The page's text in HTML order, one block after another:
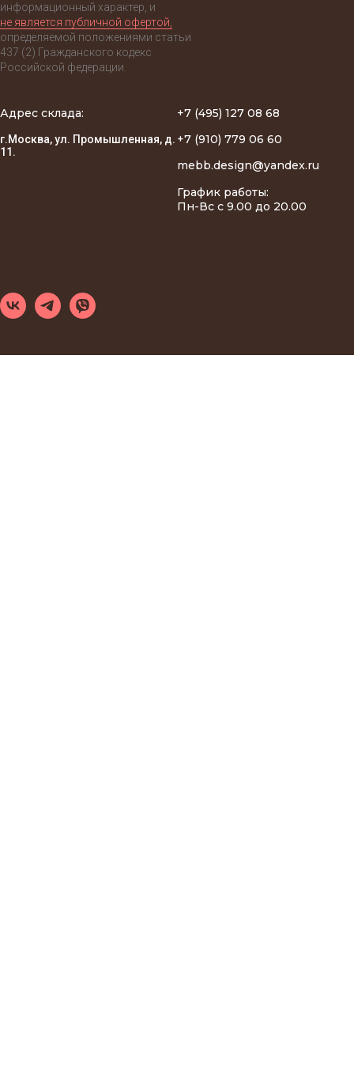
информационный характер, и
не является публичной офертой,
определяемой положениями статьи
437 (2) Гражданского кодекс
Российской федерации.
Адрес склада:
г.Москва, ул. Промышленная, д.
11.
+7 (495) 127 08 68
+7 (910) 779 06 60
mebb.design@yandex.ru
График работы:
Пн-Вс с 9.00 до 20.00